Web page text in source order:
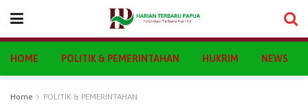
HOME POLITIK & PEMERINTAHAN HUKRIM NEWS
Home POLITIK & PEMERINTAHAN